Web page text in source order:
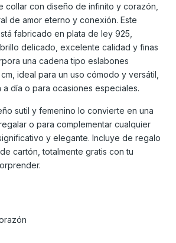
collar con diseño de infinito y corazón,
de amor eterno y conexión. Este
fabricado en plata de ley 925,
delicado, excelente calidad y finas
una cadena tipo eslabones
ideal para un uso cómodo y versátil,
día o para ocasiones especiales.
sutil y femenino lo convierte en una
o para complementar cualquier
y elegante. Incluye de regalo
cartón, totalmente gratis con tu